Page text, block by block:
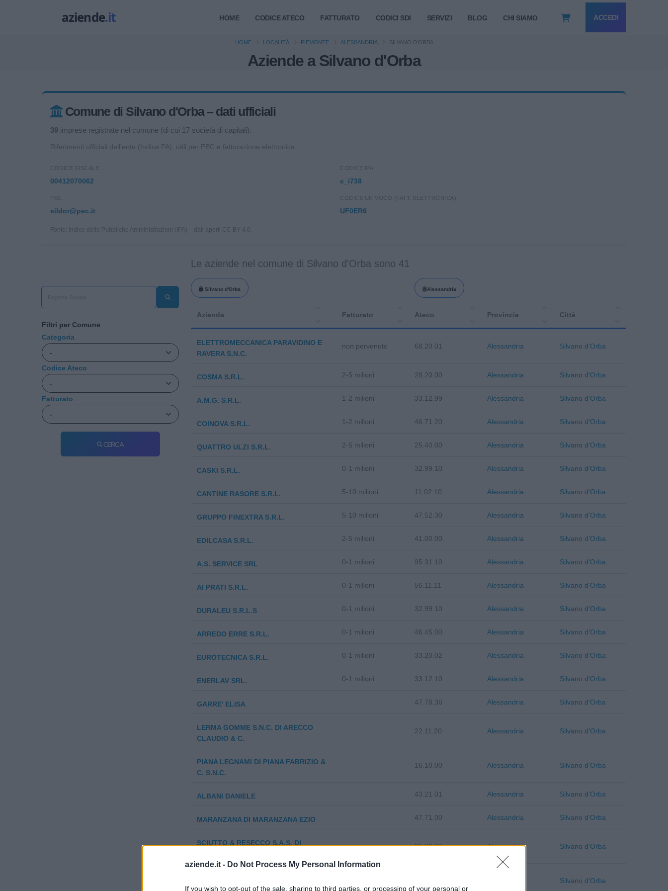
aziende.it - Do Not Process My Personal Information
If you wish to opt-out of the sale, sharing to third parties, or processing of your personal or
HOME CODICE ATECO FATTURATO CODICI SDI SERVIZI BLOG CHI SIAMO ACCEDI
Aziende a Silvano d'Orba
HOME LOCALITÀ PIEMONTE ALESSANDRIA SILVANO D'ORBA
Comune di Silvano d'Orba – dati ufficiali
39 imprese registrate nel comune (di cui 17 società di capitali).
Riferimenti ufficiali dell'ente (Indice PA), utili per PEC e fatturazione elettronica.
CODICE FISCALE
00412070062
CODICE IPA
c_i738
PEC
sildor@pec.it
CODICE UNIVOCO (FATT. ELETTRONICA)
UF0ER6
Fonte: Indice delle Pubbliche Amministrazioni (IPA) – dati aperti CC BY 4.0.
Filtri per Comune
Categoria
Codice Ateco
Fatturato
Cerca
Le aziende nel comune di Silvano d'Orba sono 41
Silvano d'Orba Alessandria
Azienda Fatturato Ateco Provincia Città
ELETTROMECCANICA PARAVIDINO E
RAVERA S.N.C.
non pervenuto 68.20.01 Alessandria Silvano d'Orba
COSMA S.R.L. 2-5 milioni 28.20.00 Alessandria Silvano d'Orba
A.M.G. S.R.L. 1-2 milioni 33.12.99 Alessandria Silvano d'Orba
COINOVA S.R.L. 1-2 milioni 46.71.20 Alessandria Silvano d'Orba
QUATTRO ULZI S.R.L. 2-5 milioni 25.40.00 Alessandria Silvano d'Orba
CASKI S.R.L. 0-1 milioni 32.99.10 Alessandria Silvano d'Orba
CANTINE RASORE S.R.L. 5-10 milioni 11.02.10 Alessandria Silvano d'Orba
GRUPPO FINEXTRA S.R.L. 5-10 milioni 47.52.30 Alessandria Silvano d'Orba
EDILCASA S.R.L. 2-5 milioni 41.00.00 Alessandria Silvano d'Orba
A.S. SERVICE SRL 0-1 milioni 95.31.10 Alessandria Silvano d'Orba
AI PRATI S.R.L. 0-1 milioni 56.11.11 Alessandria Silvano d'Orba
DURALEU S.R.L.S 0-1 milioni 32.99.10 Alessandria Silvano d'Orba
ARREDO ERRE S.R.L. 0-1 milioni 46.45.00 Alessandria Silvano d'Orba
EUROTECNICA S.R.L. 0-1 milioni 33.20.02 Alessandria Silvano d'Orba
ENERLAV SRL. 0-1 milioni 33.12.10 Alessandria Silvano d'Orba
GARRE' ELISA 47.78.36 Alessandria Silvano d'Orba
LERMA GOMME S.N.C. DI ARECCO
CLAUDIO & C.
22.11.20 Alessandria Silvano d'Orba
PIANA LEGNAMI DI PIANA FABRIZIO &
C. S.N.C.
16.10.00 Alessandria Silvano d'Orba
ALBANI DANIELE 43.21.01 Alessandria Silvano d'Orba
MARANZANA DI MARANZANA EZIO 47.71.00 Alessandria Silvano d'Orba
SCIUTTO & RESECCO S.A.S. DI
31.00.00 Alessandria Silvano d'Orba
PIANA GUIDO E PIANA
Silvano d'Orba